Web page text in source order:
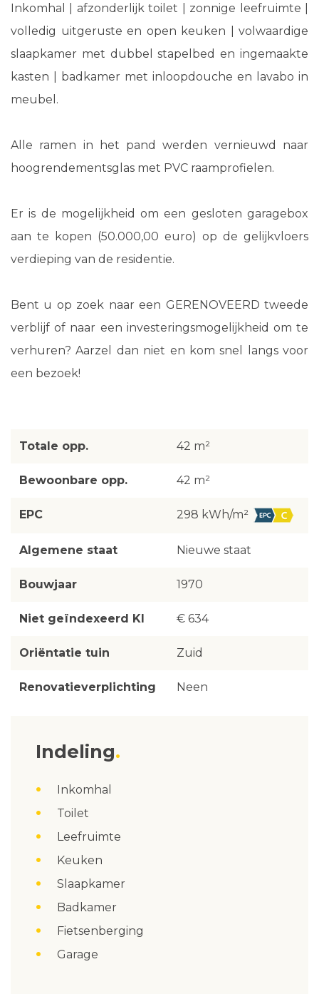
Inkomhal | afzonderlijk toilet | zonnige leefruimte |
volledig uitgeruste en open keuken | volwaardige
slaapkamer met dubbel stapelbed en ingemaakte
kasten | badkamer met inloopdouche en lavabo in
meubel.
Alle ramen in het pand werden vernieuwd naar
hoogrendementsglas met PVC raamprofielen.
Er is de mogelijkheid om een gesloten garagebox
aan te kopen (50.000,00 euro) op de gelijkvloers
verdieping van de residentie.
Bent u op zoek naar een GERENOVEERD tweede
verblijf of naar een investeringsmogelijkheid om te
verhuren? Aarzel dan niet en kom snel langs voor
een bezoek!
Totale opp. 42 m²
Bewoonbare opp. 42 m²
EPC 298 kWh/m²
Algemene staat Nieuwe staat
Bouwjaar 1970
Niet geïndexeerd KI € 634
Oriëntatie tuin Zuid
Renovatieverplichting Neen
Indeling
Inkomhal
Toilet
Leefruimte
Keuken
Slaapkamer
Badkamer
Fietsenberging
Garage